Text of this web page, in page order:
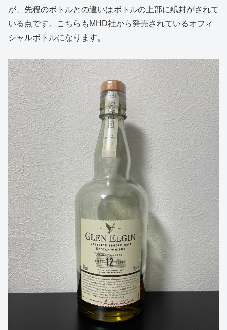
が、先程のボトルとの違いはボトルの上部に紙封がされて
いる点です。こちらもMHD社から発売されているオフィ
シャルボトルになります。